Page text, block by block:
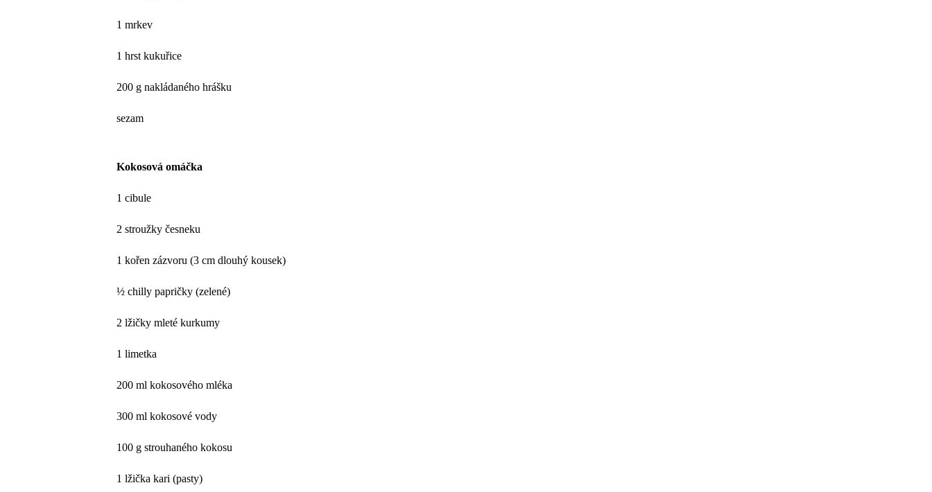
1 mrkev
1 hrst kukuřice
200 g nakládaného hrášku
sezam
Kokosová omáčka
1 cibule
2 stroužky česneku
1 kořen zázvoru (3 cm dlouhý kousek)
½ chilly papričky (zelené)
2 lžičky mleté kurkumy
1 limetka
200 ml kokosového mléka
300 ml kokosové vody
100 g strouhaného kokosu
1 lžička kari (pasty)